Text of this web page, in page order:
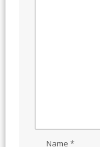
Name*